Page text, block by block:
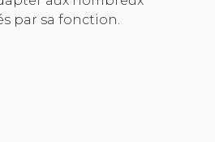
par sa fonction.